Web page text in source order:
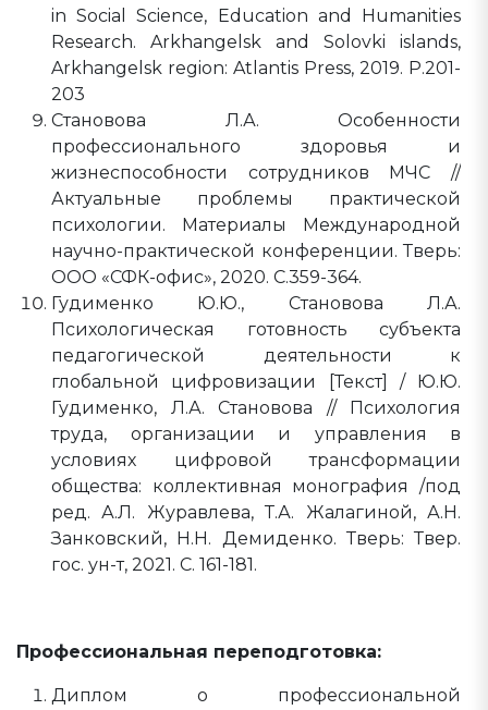
in Social Science, Education and Humanities
Research. Arkhangelsk and Solovki islands,
Arkhangelsk region: Atlantis Press, 2019. P.201-
203
Становова Л.А. Особенности
профессионального здоровья и
жизнеспособности сотрудников МЧС //
Актуальные проблемы практической
психологии. Материалы Международной
научно-практической конференции. Тверь:
ООО «СФК-офис», 2020. С.359-364.
Гудименко Ю.Ю., Становова Л.А.
Психологическая готовность субъекта
педагогической деятельности к
глобальной цифровизации [Текст] / Ю.Ю.
Гудименко, Л.А. Становова // Психология
труда, организации и управления в
условиях цифровой трансформации
общества: коллективная монография /под
ред. А.Л. Журавлева, Т.А. Жалагиной, А.Н.
Занковский, Н.Н. Демиденко. Тверь: Твер.
гос. ун-т, 2021. С. 161-181.
Профессиональная переподготовка:
Диплом о профессиональной